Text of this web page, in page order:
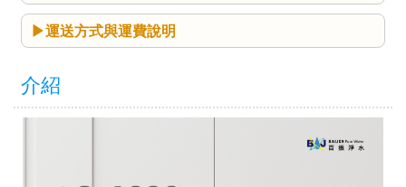
運送方式與運費說明
介紹